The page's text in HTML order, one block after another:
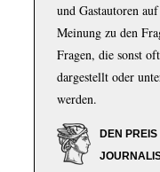
und Gastautoren
Meinung zu den
Fragen, die sonst
dargestellt oder
werden.
DEN